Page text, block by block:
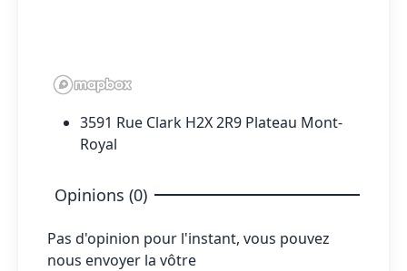
3591 Rue Clark H2X 2R9 Plateau Mont-
Royal
Opinions (0)
Pas d'opinion pour l'instant, vous pouvez
nous envoyer la vôtre